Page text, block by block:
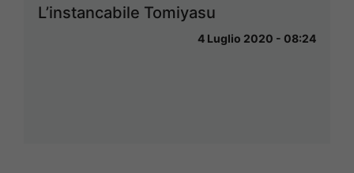
L’instancabile Tomiyasu
4 Luglio 2020 - 08:24